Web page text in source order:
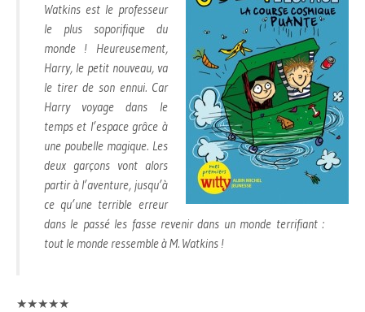
Watkins est le professeur
le plus soporifique du
monde ! Heureusement,
Harry, le petit nouveau, va
le tirer de son ennui. Car
Harry voyage dans le
temps et l’espace grâce à
une poubelle magique. Les
deux garçons vont alors
partir à l’aventure, jusqu’à
ce qu’une terrible erreur
dans le passé les fasse revenir dans un monde terrifiant :
tout le monde ressemble à M. Watkins !
★★★★★